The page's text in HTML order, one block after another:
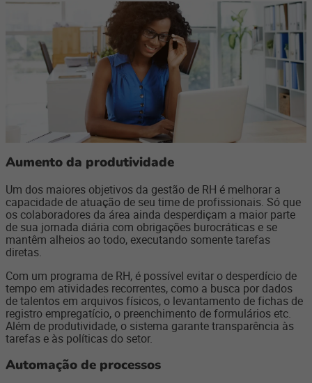
Aumento da produtividade
Um dos maiores objetivos da gestão de RH é melhorar a
capacidade de atuação de seu time de profissionais. Só que
os colaboradores da área ainda desperdiçam a maior parte
de sua jornada diária com obrigações burocráticas e se
mantêm alheios ao todo, executando somente tarefas
diretas.
Com um programa de RH, é possível evitar o desperdício de
tempo em atividades recorrentes, como a busca por dados
de talentos em arquivos físicos, o levantamento de fichas de
registro empregatício, o preenchimento de formulários etc.
Além de produtividade, o sistema garante transparência às
tarefas e às políticas do setor.
Automação de processos